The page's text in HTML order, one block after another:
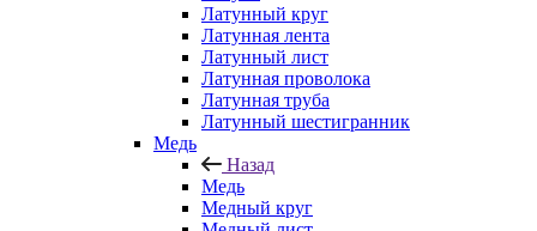
Латунный круг
Латунная лента
Латунный лист
Латунная проволока
Латунная труба
Латунный шестигранник
Медь
Назад
Медь
Медный круг